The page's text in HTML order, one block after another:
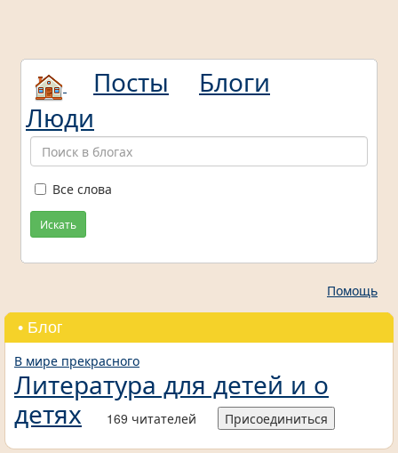
Посты
Блоги
Люди
Все слова
Искать
Помощь
• Блог
В мире прекрасного
Литература для детей и о
детях
169 читателей Присоединиться